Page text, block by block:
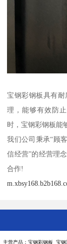
宝钢彩钢板具有
理，能够有效防
时，宝钢彩钢板能
我们公司秉承“顾
信经营”的经营理
合作!
主营产品：宝钢彩钢板 宝